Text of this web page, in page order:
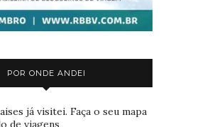
POR ONDE ANDEI